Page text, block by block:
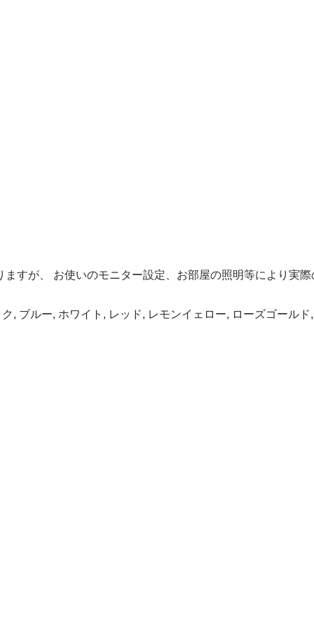
すが、 お使いのモニター設定、お部屋の照明等により実
, ブルー, ホワイト, レッド, レモンイェロー, ローズゴールド